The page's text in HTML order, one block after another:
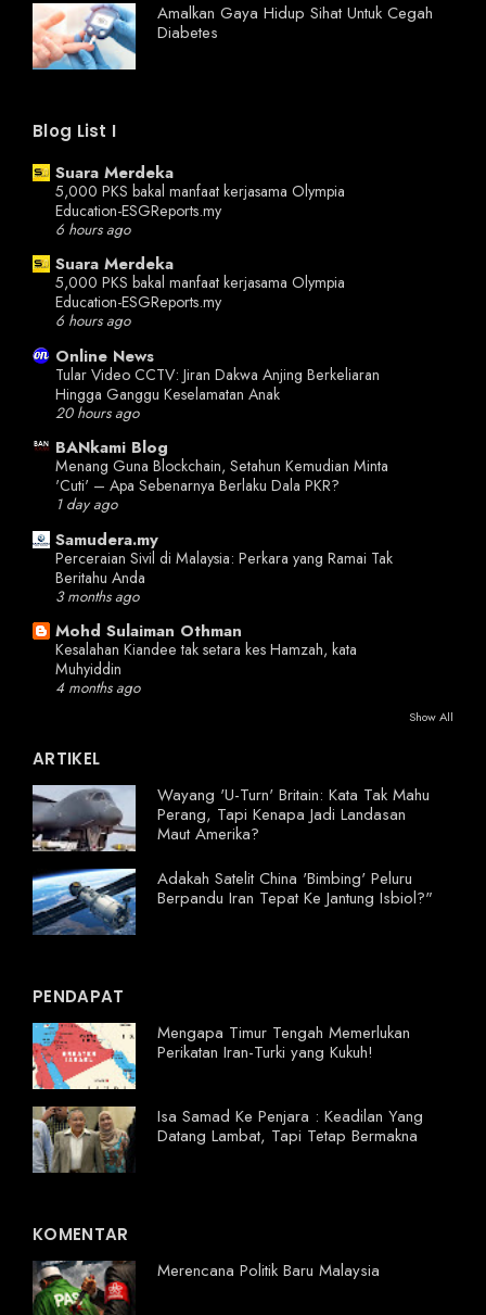
Amalkan Gaya Hidup Sihat Untuk Cegah
Diabetes
Blog List I
Suara Merdeka
5,000 PKS bakal manfaat kerjasama Olympia
Education-ESGReports.my
6 hours ago
Suara Merdeka
5,000 PKS bakal manfaat kerjasama Olympia
Education-ESGReports.my
6 hours ago
Online News
Tular Video CCTV: Jiran Dakwa Anjing Berkeliaran
Hingga Ganggu Keselamatan Anak
20 hours ago
BANkami Blog
Menang Guna Blockchain, Setahun Kemudian Minta
'Cuti' – Apa Sebenarnya Berlaku Dala PKR?
1 day ago
Samudera.my
Perceraian Sivil di Malaysia: Perkara yang Ramai Tak
Beritahu Anda
3 months ago
Mohd Sulaiman Othman
Kesalahan Kiandee tak setara kes Hamzah, kata
Muhyiddin
4 months ago
Show All
ARTIKEL
Wayang 'U-Turn' Britain: Kata Tak Mahu
Perang, Tapi Kenapa Jadi Landasan
Maut Amerika?
Adakah Satelit China 'Bimbing' Peluru
Berpandu Iran Tepat Ke Jantung Isbiol?"
PENDAPAT
Mengapa Timur Tengah Memerlukan
Perikatan Iran-Turki yang Kukuh!
Isa Samad Ke Penjara : Keadilan Yang
Datang Lambat, Tapi Tetap Bermakna
KOMENTAR
Merencana Politik Baru Malaysia